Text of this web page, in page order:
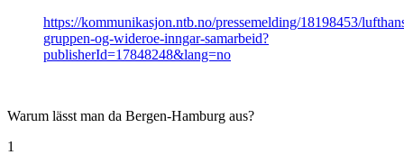
https://kommunikasjon.ntb.no/pressemelding/18198453/
gruppen-og-wideroe-inngar-samarbeid?
publisherId=17848248&lang=no
Warum lässt man da Bergen-Hamburg aus?
1